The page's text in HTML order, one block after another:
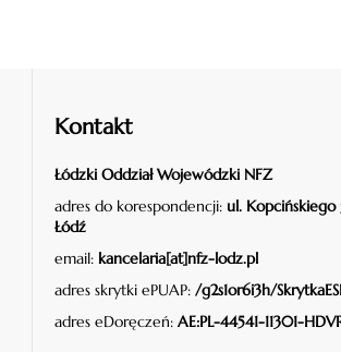
Kontakt
Łódzki Oddział Wojewódzki NFZ
adres do korespondencji: ul.
Łódź
email: kancelaria[at]nfz-lodz.pl
adres skrytki ePUAP: /g2s1or6i3h/
adres eDoręczeń: AE:PL-44541-11301-